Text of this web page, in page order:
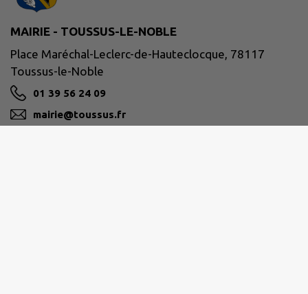
MAIRIE - TOUSSUS-LE-NOBLE
Place Maréchal-Leclerc-de-Hauteclocque, 78117
Toussus-le-Noble
01 39 56 24 09
mairie@toussus.fr